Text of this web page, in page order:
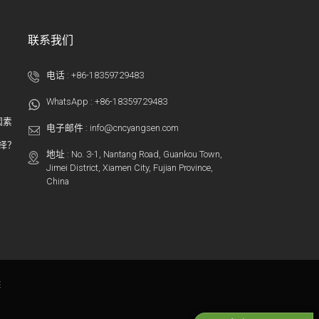
素
？
联系我们
电话 :+86-18359729483
WhatsApp :+86-18359729483
电子邮件 : info@cncyangsen.com
地址 : No. 3-1, Nantang Road, Guankou Town,
Jimei District, Xiamen City, Fujian Province,
China